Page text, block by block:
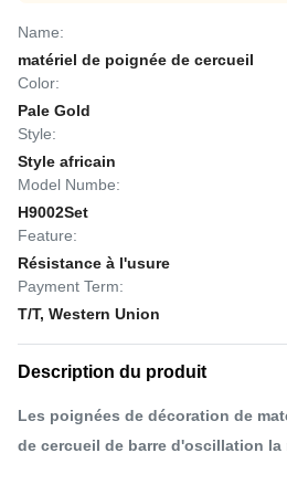
Name:
matériel de poignée de cercueil
Color:
Pale Gold
Style:
Style africain
Model Numbe:
H9002Set
Feature:
Résistance à l'usure
Payment Term:
T/T, Western Union
Description du produit
Les poignées de décoration de
de cercueil de barre d'oscillation la